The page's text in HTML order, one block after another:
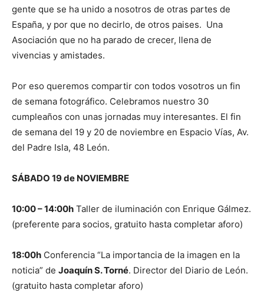
gente que se ha unido a nosotros de otras partes de
España, y por que no decirlo, de otros paises. Una
Asociación que no ha parado de crecer, llena de
vivencias y amistades.
Por eso queremos compartir con todos vosotros un fin
de semana fotográfico. Celebramos nuestro 30
cumpleaños con unas jornadas muy interesantes. El fin
de semana del 19 y 20 de noviembre en Espacio Vías, Av.
del Padre Isla, 48 León.
SÁBADO 19 de NOVIEMBRE
10:00 – 14:00h Taller de iluminación con Enrique Gálmez.
(preferente para socios, gratuito hasta completar aforo)
18:00h Conferencia “La importancia de la imagen en la
noticia” de Joaquín S. Torné. Director del Diario de León.
(gratuito hasta completar aforo)